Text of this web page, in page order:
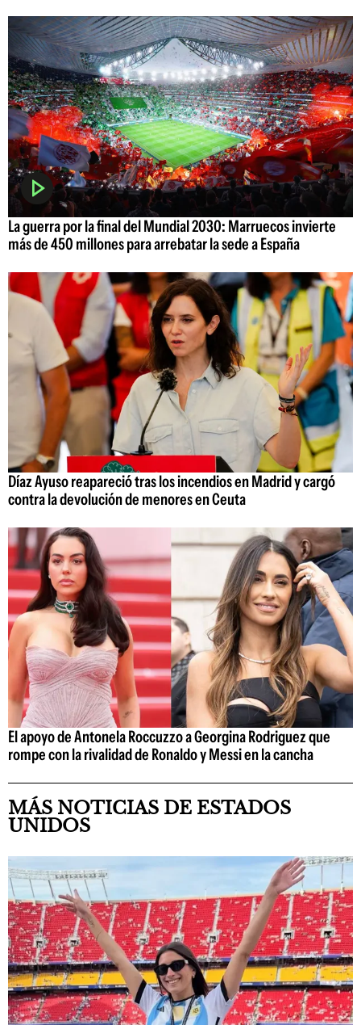
La guerra por la final del Mundial 2030: Marruecos invierte
más de 450 millones para arrebatar la sede a España
Díaz Ayuso reapareció tras los incendios en Madrid y cargó
contra la devolución de menores en Ceuta
El apoyo de Antonela Roccuzzo a Georgina Rodriguez que
rompe con la rivalidad de Ronaldo y Messi en la cancha
MÁS NOTICIAS DE ESTADOS
UNIDOS